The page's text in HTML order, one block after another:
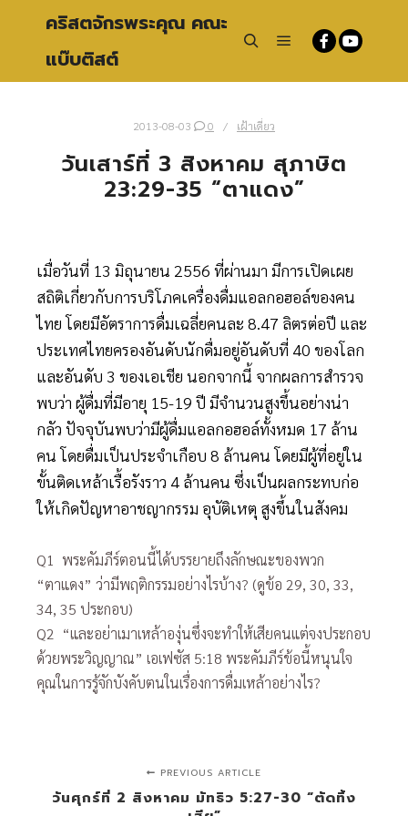
คริสตจักรพระคุณ คณะ
แบ๊บติสต์
2013-08-03 0 เฝ้าเดี่ยว
วันเสาร์ที่ 3 สิงหาคม สุภาษิต
23:29-35 “ตาแดง”
เมื่อวันที่ 13 มิถุนายน 2556 ที่ผ่านมา มีการเปิดเผย
สถิติเกี่ยวกับการบริโภคเครื่องดื่มแอลกอฮอล์ของคน
ไทย โดยมีอัตราการดื่มเฉลี่ยคนละ 8.47 ลิตรต่อปี และ
ประเทศไทยครองอันดับนักดื่มอยู่อันดับที่ 40 ของโลก
และอันดับ 3 ของเอเชีย นอกจากนี้ จากผลการสำรวจ
พบว่า ผู้ดื่มที่มีอายุ 15-19 ปี มีจำนวนสูงขึ้นอย่างน่า
กลัว ปัจจุบันพบว่ามีผู้ดื่มแอลกอฮอล์ทั้งหมด 17 ล้าน
คน โดยดื่มเป็นประจำเกือบ 8 ล้านคน โดยมีผู้ที่อยู่ใน
ขั้นติดเหล้าเรื้อรังราว 4 ล้านคน ซึ่งเป็นผลกระทบก่อ
ให้เกิดปัญหาอาชญากรรม อุบัติเหตุ สูงขึ้นในสังคม
Q1 พระคัมภีร์ตอนนี้ได้บรรยายถึงลักษณะของพวก
“ตาแดง” ว่ามีพฤติกรรมอย่างไรบ้าง? (ดูข้อ 29, 30, 33,
34, 35 ประกอบ)
Q2 “และอย่าเมาเหล้าองุ่นซึ่งจะทำให้เสียคนแต่จงประกอบ
ด้วยพระวิญญาณ” เอเฟซัส 5:18 พระคัมภีร์ข้อนี้หนุนใจ
คุณในการรู้จักบังคับตนในเรื่องการดื่มเหล้าอย่างไร?
PREVIOUS ARTICLE
วันศุกร์ที่ 2 สิงหาคม มัทธิว 5:27-30 “ตัดทิ้ง